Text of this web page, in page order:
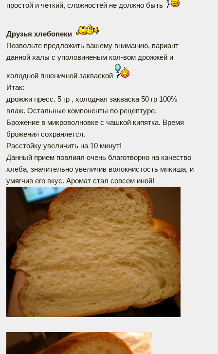
простой и четкий, сложностей не должно быть
Друзья хлебопеки
Позвольте предложить вашему вниманию, вариант
данной халы с уполовиненым кол-вом дрожжей и
холодной пшеничной закваской
Итак:
дрожжи пресс. 5 гр , холодная закваска 50 гр 100%
влаж. Остальные компоненты по рецептуре.
Брожение в микроволновке с чашкой кипятка. Время
брожения сохраняется.
Расстойку увеличить на 10 минут!
Данный прием повлиял очень благотворно на качество
хлеба, значительно увеличив волокнистость мякиша, и
умягчив его вкус. Аромат стал совсем иной!